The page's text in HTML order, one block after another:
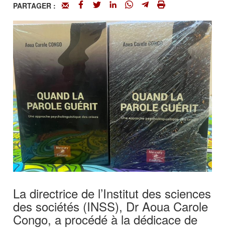
PARTAGER :
La directrice de l’Institut des sciences
des sociétés (INSS), Dr Aoua Carole
Congo, a procédé à la dédicace de